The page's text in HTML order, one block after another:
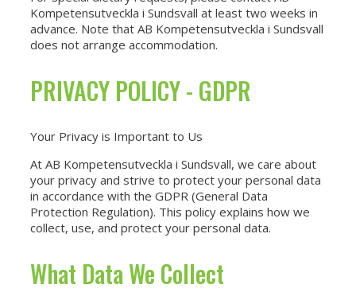
Kompetensutveckla i Sundsvall at least two weeks in
advance. Note that AB Kompetensutveckla i Sundsvall
does not arrange accommodation.
PRIVACY POLICY - GDPR
Your Privacy is Important to Us
At AB Kompetensutveckla i Sundsvall, we care about
your privacy and strive to protect your personal data
in accordance with the GDPR (General Data
Protection Regulation). This policy explains how we
collect, use, and protect your personal data.
What Data We Collect